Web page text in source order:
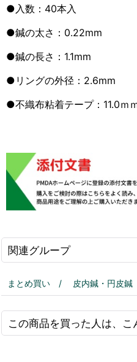
●入数：40本入
●鍼の太さ：0.22mm
●鍼の長さ：1.1mm
●リングの外径：2.6mm
●不織布粘着テープ：11.0ｍ
関連グループ
まとめ買い / 皮内鍼・円皮鍼
この商品を買った人は、